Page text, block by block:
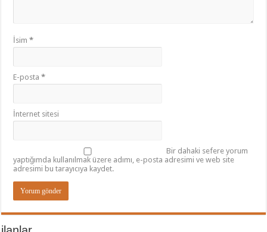
İsim*
E-posta*
İnternet sitesi
Bir dahaki sefere yorum
yaptığımda kullanılmak üzere adımı, e-posta adresimi ve web site
adresimi bu tarayıcıya kaydet.